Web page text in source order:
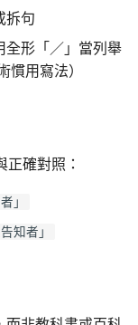
拆句
全形「／」當列舉
慣用寫法）
確對照：
」
知者」